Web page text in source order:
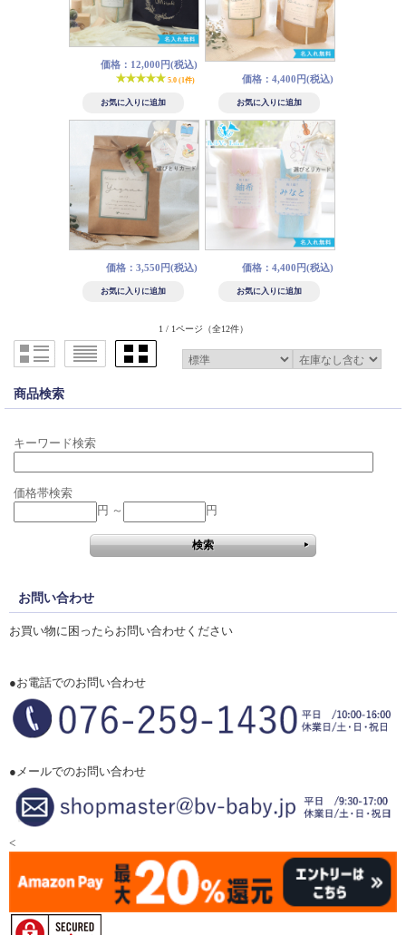
価格：12,000円(税込)
5.0 (1件) 価格：4,400円(税込)
価格：3,550円(税込) 価格：4,400円(税込)
1 / 1ページ （全12件）
商品検索
キーワード検索
価格帯検索
円 ～
円
お問い合わせ
お買い物に困ったらお問い合わせください
●お電話でのお問い合わせ
●メールでのお問い合わせ
<